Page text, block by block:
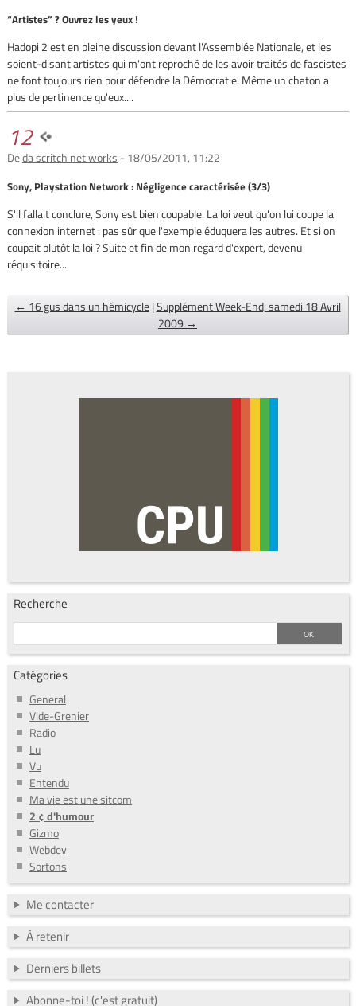
“Artistes” ? Ouvrez les yeux !
Hadopi 2 est en pleine discussion devant l'Assemblée Nationale, et les
soient-disant artistes qui m'ont reproché de les avoir traités de fascistes
ne font toujours rien pour défendre la Démocratie. Même un chaton a
plus de pertinence qu'eux....
12
Deda scritch net works - 18/05/2011, 11:22
Sony, Playstation Network : Négligence caractérisée (3/3)
S'il fallait conclure, Sony est bien coupable. La loi veut qu'on lui coupe la
connexion internet : pas sûr que l'exemple éduquera les autres. Et si on
coupait plutôt la loi ? Suite et fin de mon regard d'expert, devenu
réquisitoire....
← 16 gus dans un hémicycle |Supplément Week-End, samedi 18 Avril
2009 →
Recherche
Catégories
General
Vide-Grenier
Radio
Lu
Vu
Entendu
Ma vie est une sitcom
2 ¢ d'humour
Gizmo
Webdev
Sortons
Me contacter
À retenir
Derniers billets
Abonne-toi ! (c'est gratuit)